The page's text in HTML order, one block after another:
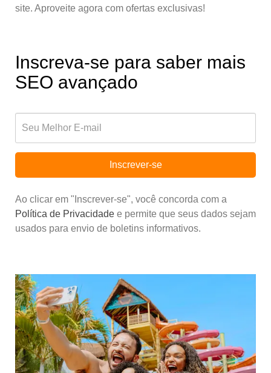
site. Aproveite agora com ofertas exclusivas!
Inscreva-se para saber mais
SEO avançado
Inscrever-se
Ao clicar em "Inscrever-se", você concorda com a
Política de Privacidade e permite que seus dados sejam
usados para envio de boletins informativos.